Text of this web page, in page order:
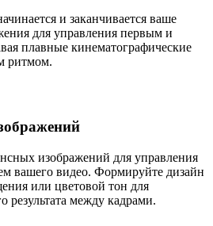
и заканчивается ваше
для управления первым и
плавные кинематографические
ритмом.
изображений для управления
вашего видео. Формируйте дизайн
или цветовой тон для
результата между кадрами.